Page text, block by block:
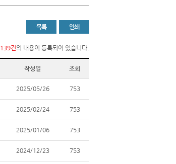
인쇄
목록
139건의 내용이 등록되어 있습니다.
작성일 조회
2025/05/26 753
2025/02/24 753
2025/01/06 753
2024/12/23 753